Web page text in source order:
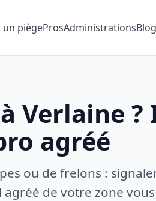
un piègeProsAdministrationsBlog
Verlaine
agréé
ou de frelons :
de votre zone